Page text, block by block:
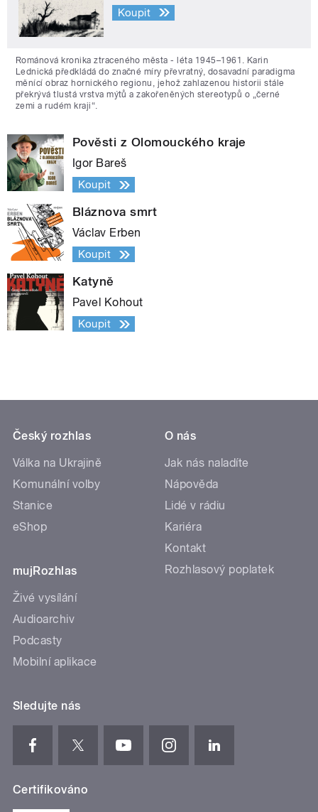
Koupit
Románová kronika ztraceného města - léta 1945–1961. Karin
Lednická předkládá do značné míry převratný, dosavadní paradigma
měnící obraz hornického regionu, jehož zahlazenou historii stále
překrývá tlustá vrstva mýtů a zakořeněných stereotypů o „černé
zemi a rudém kraji“.
Pověsti z Olomouckého kraje
Igor Bareš
Koupit
Bláznova smrt
Václav Erben
Koupit
Katyně
Pavel Kohout
Koupit
Český rozhlas
Válka na Ukrajině
Komunální volby
Stanice
eShop
mujRozhlas
Živé vysílání
Audioarchiv
Podcasty
Mobilní aplikace
O nás
Jak nás naladíte
Nápověda
Lidé v rádiu
Kariéra
Kontakt
Rozhlasový poplatek
Sledujte nás
Certifikováno